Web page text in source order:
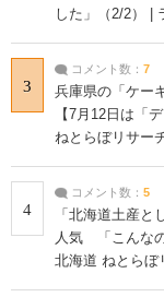
した」（2/2） |
3
コメント数： 7
兵庫県の「ケー
【7月12日は「
ねとらぼリサー
4
コメント数： 5
「北海道土産と
人気 「こんな
北海道 ねとらぼ